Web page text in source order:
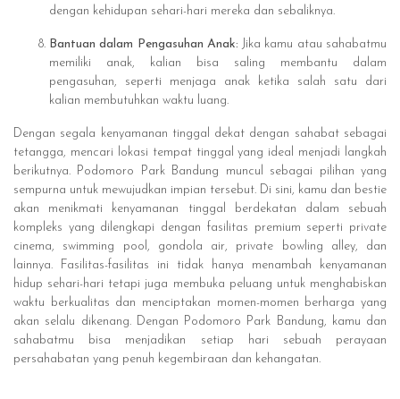
dengan kehidupan sehari-hari mereka dan sebaliknya.
Bantuan dalam Pengasuhan Anak: Jika kamu atau sahabatmu
memiliki anak, kalian bisa saling membantu dalam
pengasuhan, seperti menjaga anak ketika salah satu dari
kalian membutuhkan waktu luang.
Dengan segala kenyamanan tinggal dekat dengan sahabat sebagai
tetangga, mencari lokasi tempat tinggal yang ideal menjadi langkah
berikutnya. Podomoro Park Bandung muncul sebagai pilihan yang
sempurna untuk mewujudkan impian tersebut. Di sini, kamu dan bestie
akan menikmati kenyamanan tinggal berdekatan dalam sebuah
kompleks yang dilengkapi dengan fasilitas premium seperti private
cinema, swimming pool, gondola air, private bowling alley, dan
lainnya. Fasilitas-fasilitas ini tidak hanya menambah kenyamanan
hidup sehari-hari tetapi juga membuka peluang untuk menghabiskan
waktu berkualitas dan menciptakan momen-momen berharga yang
akan selalu dikenang. Dengan Podomoro Park Bandung, kamu dan
sahabatmu bisa menjadikan setiap hari sebuah perayaan
persahabatan yang penuh kegembiraan dan kehangatan.